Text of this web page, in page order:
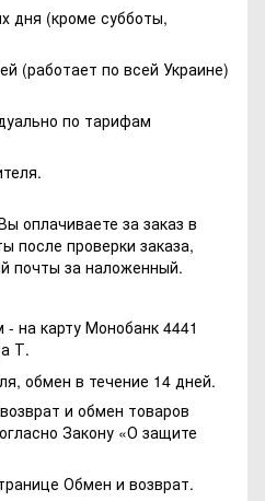
дня (кроме субботы,
(работает по всей Украине)
по тарифам
оплачиваете за заказ в
после проверки заказа,
почты за наложенный.
на карту Монобанк 4441
Т.
обмен в течение 14 дней.
и обмен товаров
Закону «О защите
Обмен и возврат.